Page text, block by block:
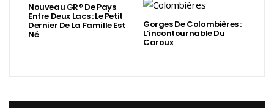
Nouveau GR® De Pays
Entre Deux Lacs : Le Petit
Dernier De La Famille Est
Né
Gorges De Colombières :
L’incontournable Du
Caroux